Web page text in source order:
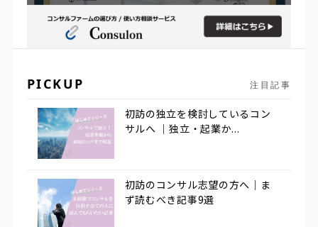
PICKUP 注目記事
初訪の独立を検討しているコン
サルへ ｜独立・起業か...
初訪のコンサル志望の方へ｜ま
ず読むべき記事9選